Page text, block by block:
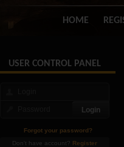
HOME
USER CONTROL PANEL
Forgot your password?
Don't have account? Register